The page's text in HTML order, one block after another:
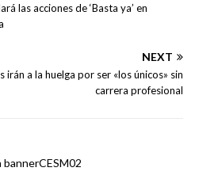
las acciones de ‘Basta ya’ en
NEXT
a la huelga por ser «los únicos» sin
carrera profesional